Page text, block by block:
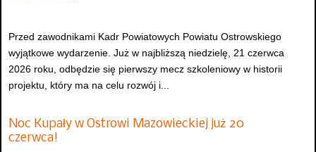
Przed zawodnikami Kadr Powiatowych Powiatu Ostrowskiego
wyjątkowe wydarzenie. Już w najbliższą niedzielę, 21 czerwca
2026 roku, odbędzie się pierwszy mecz szkoleniowy w historii
projektu, który ma na celu rozwój i...
Noc Kupały w Ostrowi Mazowieckiej już 20
czerwca!